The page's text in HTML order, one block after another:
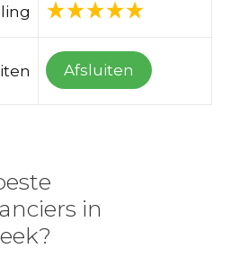
Afsluiten
in